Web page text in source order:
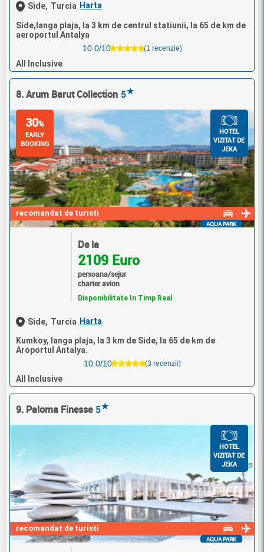
Side, Turcia Harta
Side,langa plaja, la 3 km de centrul statiunii, la 65 de km de
aeroportul Antalya
10.0/10
(1 recenzie)
All Inclusive
8. Arum Barut Collection 5★
recomandat de turisti
30%
EARLY
BOOKING
HOTEL
VIZITAT DE
JEKA
AQUA PARK
De la
2109 Euro
persoana/sejur
charter avion
Disponibilitate In Timp Real
Side, Turcia Harta
Kumkoy, langa plaja, la 3 km de Side, la 65 de km de
Aroportul Antalya.
10.0/10
(3 recenzii)
All Inclusive
9. Paloma Finesse 5★
recomandat de turisti
HOTEL
VIZITAT DE
JEKA
AQUA PARK